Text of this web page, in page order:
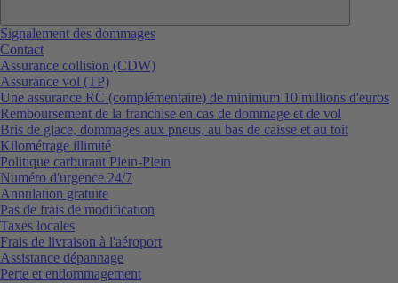
Signalement des dommages
Contact
Assurance collision (CDW)
Assurance vol (TP)
Une assurance RC (complémentaire) de minimum 10 millions d'euros
Remboursement de la franchise en cas de dommage et de vol
Bris de glace, dommages aux pneus, au bas de caisse et au toit
Kilométrage illimité
Politique carburant Plein-Plein
Numéro d'urgence 24/7
Annulation gratuite
Pas de frais de modification
Taxes locales
Frais de livraison à l'aéroport
Assistance dépannage
Perte et endommagement